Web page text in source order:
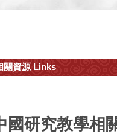
關資源 Links
國研究教學相